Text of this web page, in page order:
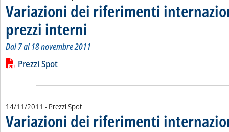
Variazioni dei riferimenti
prezzi interni
Dal 7 al 18 novembre 2011
Leggi tutta la notizia: 'Variazioni dei riferimenti
Lista allegati PDF alla notizia
Prezzi Spot
14/11/2011 - Prezzi Spot
Variazioni dei riferimenti